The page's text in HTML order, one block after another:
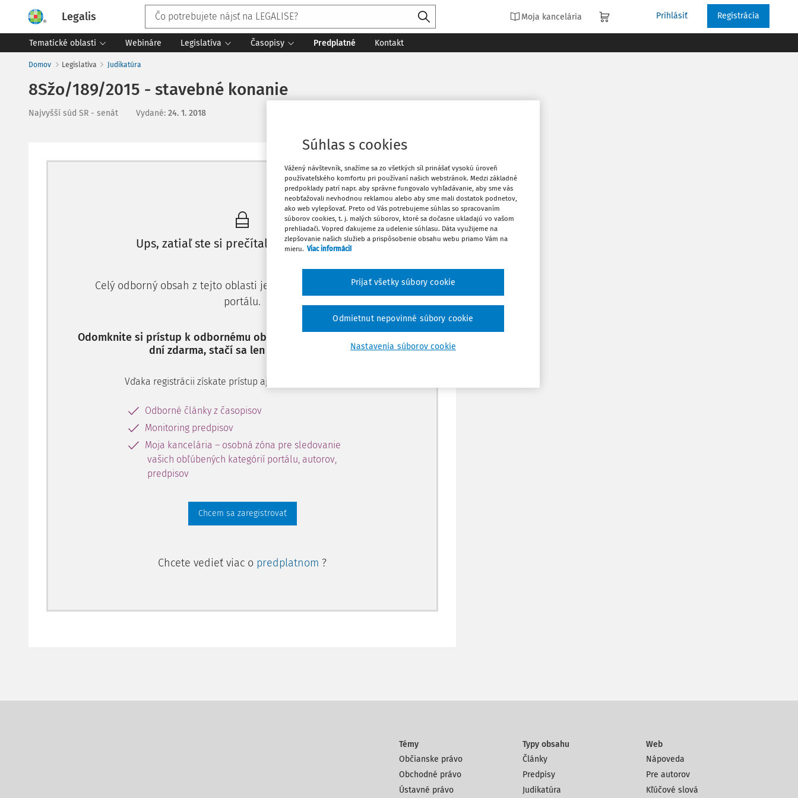
Legalis Moja kancelária Prihlásiť Registrácia
Tematické oblasti Webináre Legislatíva Časopisy Predplatné Kontakt
Domov Legislatíva Judikatúra
8Sžo/189/2015 - stavebné konanie
Najvyšší súd SR - senát Vydané: 24. 1. 2018
Máte predplatné? Prihláste sa
Ups, zatiaľ ste si prečítali len začiatok...
Celý odborný obsah z tejto oblasti je dostupný predplatiteľom
portálu.
Odomknite si prístup k odbornému obsahu a získajte prístup na 10
dní zdarma, stačí sa len zaregistrovať.
Vďaka registrácii získate prístup aj k vybranému obsahu:
Odborné články z časopisov
Monitoring predpisov
Moja kancelária – osobná zóna pre sledovanie
vašich obľúbených kategórií portálu, autorov,
predpisov
Chcem sa zaregistrovať
Chcete vedieť viac o predplatnom ?
Vytlačiť
Obľúbené
Stiahnuť
Témy
Občianske právo
Obchodné právo
Ústavné právo
Typy obsahu
Články
Predpisy
Judikatúra
Web
Nápoveda
Pre autorov
Kľúčové slová
Súhlas s cookies
Vážený návštevník, snažíme sa zo všetkých síl prinášať vysokú úroveň
používateľského komfortu pri používaní našich webstránok. Medzi základné
predpoklady patrí napr. aby správne fungovalo vyhľadávanie, aby sme vás
neobťažovali nevhodnou reklamou alebo aby sme mali dostatok podnetov,
ako web vylepšovať. Preto od Vás potrebujeme súhlas so spracovaním
súborov cookies, t. j. malých súborov, ktoré sa dočasne ukladajú vo vašom
prehliadači. Vopred ďakujeme za udelenie súhlasu. Dáta využijeme na
zlepšovanie našich služieb a prispôsobenie obsahu webu priamo Vám na
mieru. Viac informácií
Nastavenia súborov cookie
Odmietnut nepovinné súbory cookie
Prijať všetky súbory cookie